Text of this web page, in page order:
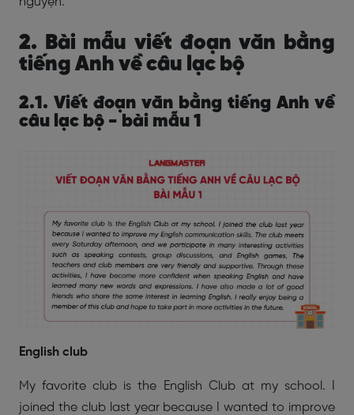
2. Bài mẫu viết đoạn văn bằng
tiếng Anh về câu lạc bộ
2.1. Viết đoạn văn bằng tiếng Anh về
câu lạc bộ - bài mẫu 1
English club
My favorite club is the English Club at my school. I
joined the club last year because I wanted to improve